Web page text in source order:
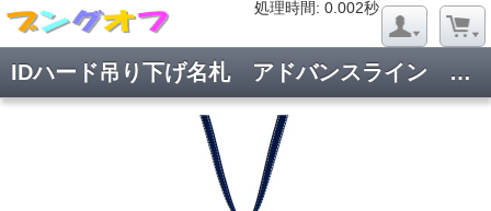
処理時間: 0.002秒
IDハード吊り下げ名札 アドバンスライン 青 AL-842-B
処理時間: 0.020秒